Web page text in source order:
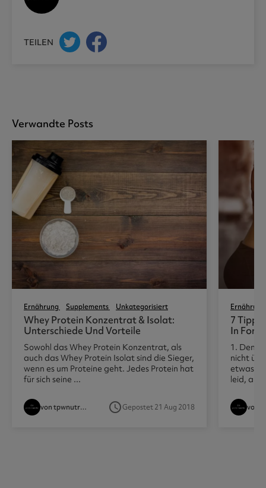
TEILEN
Verwandte Posts
Ernährung Supplements Unkategorisiert
Whey Protein Konzentrat & Isolat:
Unterschiede Und Vorteile
Sowohl das Whey Protein Konzentrat, als
auch das Whey Protein Isolat sind die Sieger,
wenn es um Proteine geht. Jedes Protein hat
für sich seine ...
von tpwnutritionist access_timeGepostet 21 Aug 2018
Ernährung
7 Tipps
In
1. Denk
nicht
etwas
leid,